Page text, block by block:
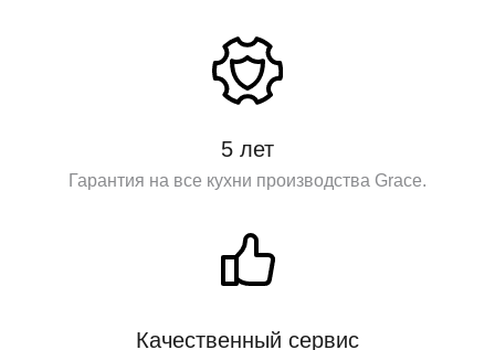
5 лет
Гарантия на все кухни производства Grace.
Качественный сервис